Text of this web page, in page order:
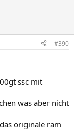
#390
ssc mit
was aber nicht
originale ram